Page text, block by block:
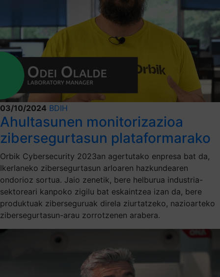
03/10/2024 BDIH
Ahultasunen monitorizazioa
zibersegurtasun plataformarako
Orbik Cybersecurity 2023an agertutako enpresa bat da,
Ikerlaneko zibersegurtasun arloaren hazkundearen
ondorioz sortua. Jaio zenetik, bere helburua industria-
sektoreari kanpoko zigilu bat eskaintzea izan da, bere
produktuak ziberseguruak direla ziurtatzeko, nazioarteko
zibersegurtasun-arau zorrotzenen arabera.